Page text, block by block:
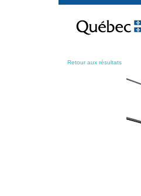
contenu
Retour aux résultats